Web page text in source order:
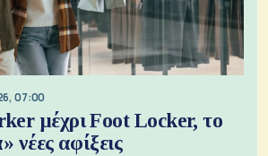
07:00
μέχρι Foot Locker, το
νέες αφίξεις